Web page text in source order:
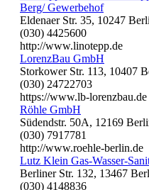
Berg/ Gewerbehof
Eldenaer Str. 35, 10247
(030) 4425600
http://www.linotepp.de
LorenzBau GmbH
Storkower Str. 113, 10407
(030) 24722703
https://www.lb-lorenzbau.de
Röhle GmbH
Südendstr. 50A, 12169
(030) 7917781
http://www.roehle-berlin.de
Lutz Klein Gas-Wasser-
Berliner Str. 132, 13467
(030) 4148836